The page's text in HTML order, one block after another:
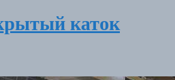
каток